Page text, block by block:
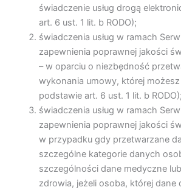
świadczenie usług drogą
art. 6 ust. 1 lit. b RODO);
świadczenia usług w ramach
zapewnienia poprawnej jakości
– w oparciu o niezbędność
wykonania umowy, której
podstawie art. 6 ust. 1 lit. b RODO);
świadczenia usług w ramach
zapewnienia poprawnej jakości
w przypadku gdy przetwarzane
szczególne kategorie danych
szczególności dane medyczne
zdrowia, jeżeli osoba, której dane